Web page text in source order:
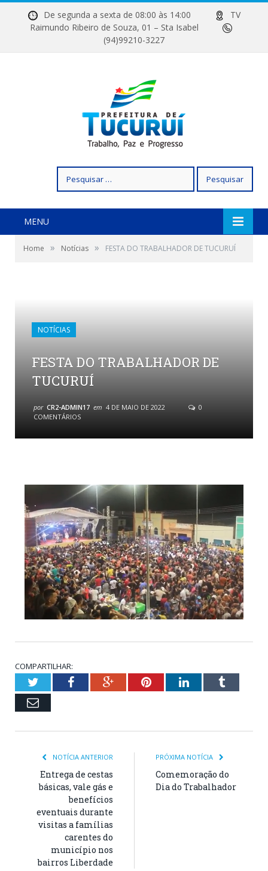
De segunda a sexta de 08:00 às 14:00
TV
Raimundo Ribeiro de Souza, 01 – Sta Isabel
(94)99210-3227
por:
MENU
Home » Notícias » FESTA DO TRABALHADOR DE TUCURUÍ
NOTÍCIAS
FESTA DO TRABALHADOR DE
TUCURUÍ
por CR2-ADMIN17 em 4 DE MAIO DE 2022
0
COMENTÁRIOS
COMPARTILHAR:
TwitterFacebookGoogle+PinterestLinkedInTumblr
Email
NOTÍCIA ANTERIOR
Entrega de cestas
básicas, vale gás e
benefícios
eventuais durante
visitas a famílias
carentes do
município nos
bairros Liberdade
PRÓXIMA NOTÍCIA
Comemoração do
Dia do Trabalhador